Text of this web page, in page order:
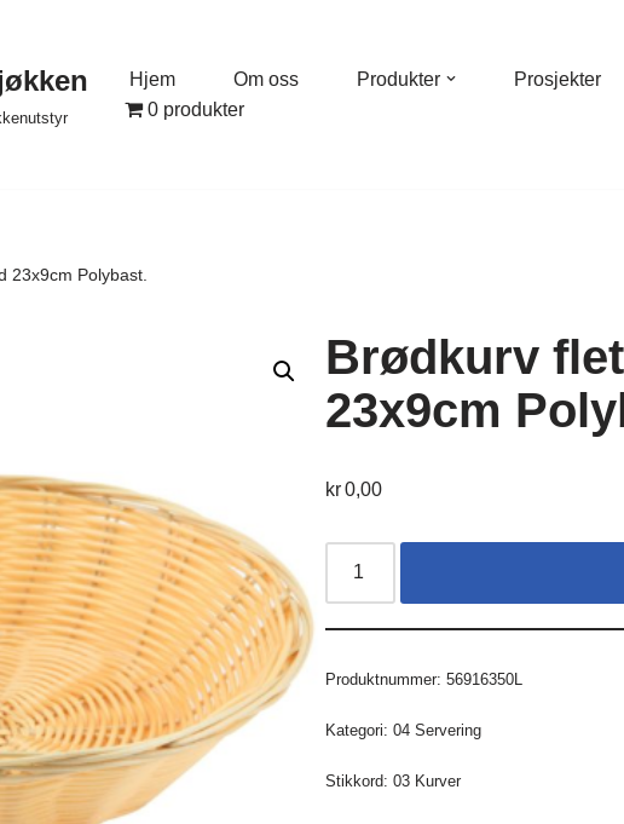
Hjem Om oss Produkter Prosjekter
0 produkter
23x9cm Polybast.
Brødkurv
23x9cm
kr0,00
Produktnummer:56916350L
Kategori:04 Servering
Stikkord:03 Kurver